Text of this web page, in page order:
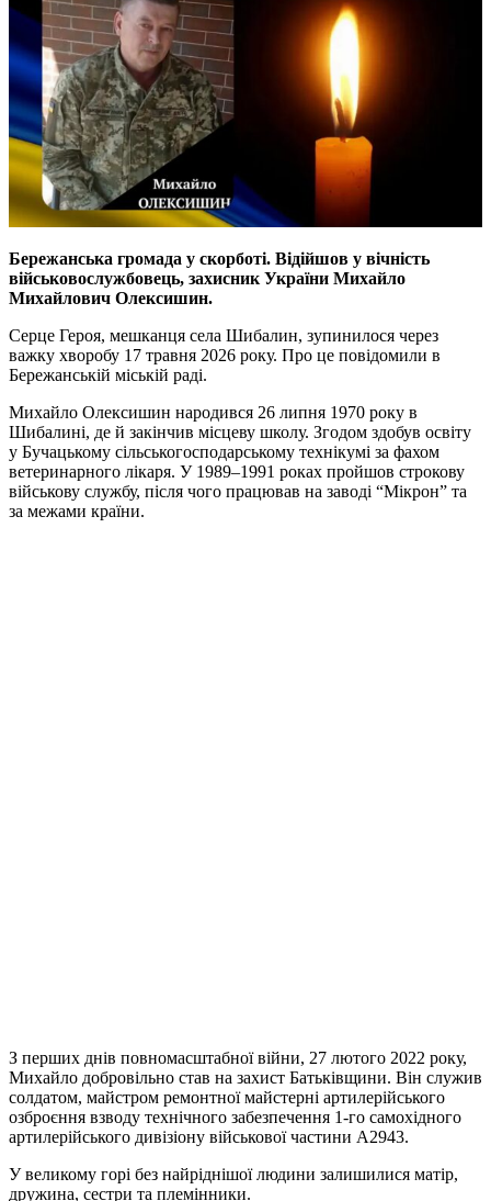
Бережанська громада у скорботі. Відійшов у вічність
військовослужбовець, захисник України Михайло
Михайлович Олексишин.
Серце Героя, мешканця села Шибалин, зупинилося через
важку хворобу 17 травня 2026 року. Про це повідомили в
Бережанській міській раді.
Михайло Олексишин народився 26 липня 1970 року в
Шибалині, де й закінчив місцеву школу. Згодом здобув освіту
у Бучацькому сільськогосподарському технікумі за фахом
ветеринарного лікаря. У 1989–1991 роках пройшов строкову
військову службу, після чого працював на заводі “Мікрон” та
за межами країни.
З перших днів повномасштабної війни, 27 лютого 2022 року,
Михайло добровільно став на захист Батьківщини. Він служив
солдатом, майстром ремонтної майстерні артилерійського
озброєння взводу технічного забезпечення 1-го самохідного
артилерійського дивізіону військової частини А2943.
У великому горі без найріднішої людини залишилися матір,
дружина, сестри та племінники.